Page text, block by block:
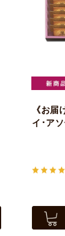
《お届
イ･ア